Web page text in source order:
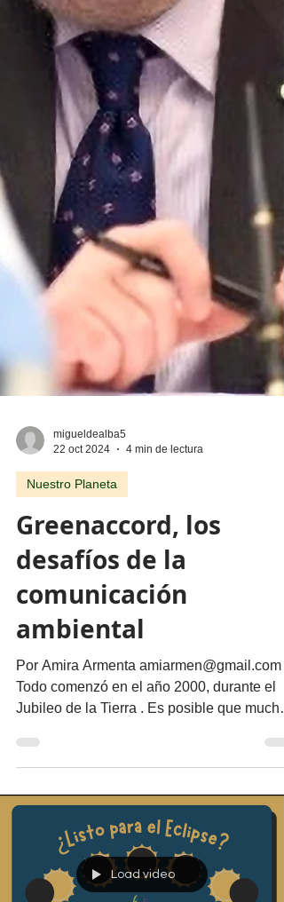
migueldealba5
22 oct 2024
4 min de lectura
Nuestro Planeta
Greenaccord, los
desafíos de la
comunicación
ambiental
Por Amira Armenta amiarmen@gmail.com
Todo comenzó en el año 2000, durante el